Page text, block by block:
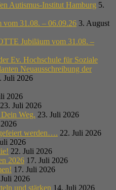
Autismus-Institut Hamburg 5.
vom 31.08. – 06.09.26 3. August
Jubiläum vom 31.08. –
Ev. Hochschule für Soziale
Neuausschreibung der
Juli 2026
2026
23. Juli 2026
Weg. 23. Juli 2026
werden…. 22. Juli 2026
2026
22. Juli 2026
2026 17. Juli 2026
17. Juli 2026
2026
und stärken 14. Juli 2026